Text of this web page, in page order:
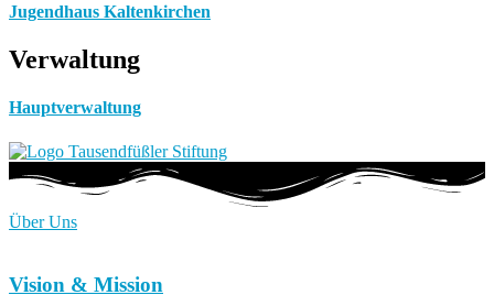
Jugendhaus Kaltenkirchen
Verwaltung
Hauptverwaltung
Über Uns
Vision & Mission